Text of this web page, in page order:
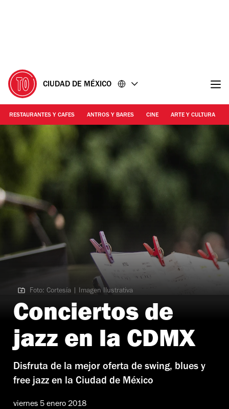
CIUDAD DE MÉXICO
RESTAURANTES Y CAFES ANTROS Y BARES CINE ARTE Y CULTURA
Foto: Cortesía | Imagen Ilustrativa
Foto: Cortesía | Imagen Ilustrativa
Conciertos de
jazz en la CDMX
Disfruta de la mejor oferta de swing, blues y
free jazz en la Ciudad de México
viernes 5 enero 2018